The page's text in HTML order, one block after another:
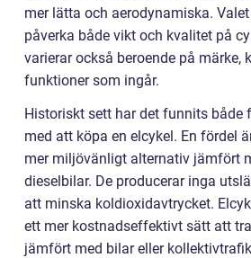
mer lätta och aerodynamiska.
påverka både vikt och kvalitet på
varierar också beroende på märke,
funktioner som ingår.
Historiskt sett har det funnits både
med att köpa en elcykel. En fördel
mer miljövänligt alternativ jämfört
dieselbilar. De producerar inga
att minska koldioxidavtrycket.
ett mer kostnadseffektivt sätt att
jämfört med bilar eller